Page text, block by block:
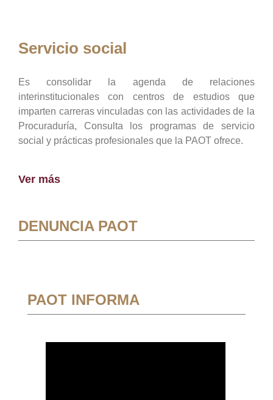
Servicio social
Es consolidar la agenda de relaciones
interinstitucionales con centros de estudios que
imparten carreras vinculadas con las actividades de la
Procuraduría, Consulta los programas de servicio
social y prácticas profesionales que la PAOT ofrece.
Ver más
DENUNCIA PAOT
PAOT INFORMA